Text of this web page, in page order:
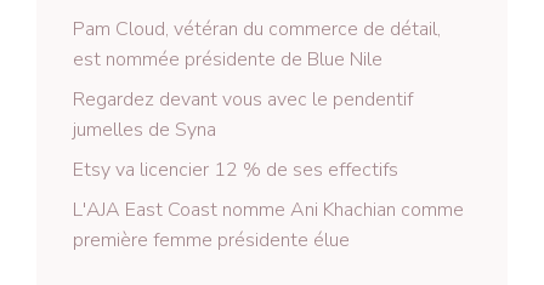
Pam Cloud, vétéran du commerce de détail,
est nommée présidente de Blue Nile
Regardez devant vous avec le pendentif
jumelles de Syna
Etsy va licencier 12 % de ses effectifs
L'AJA East Coast nomme Ani Khachian comme
première femme présidente élue